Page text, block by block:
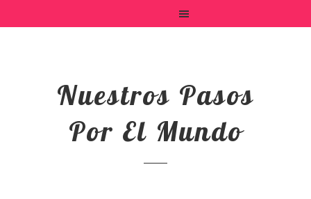
Nuestros Pasos
Por El Mundo